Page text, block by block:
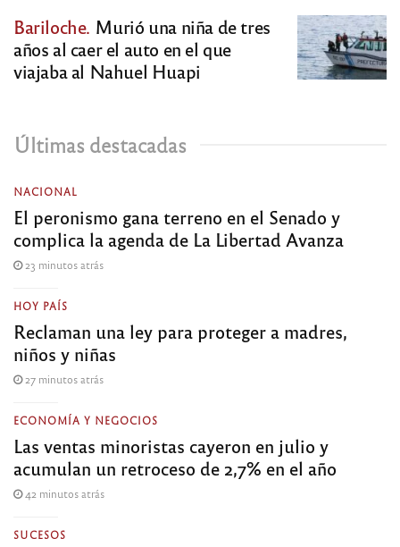
Bariloche. Murió una niña de tres
años al caer el auto en el que
viajaba al Nahuel Huapi
Últimas destacadas
NACIONAL
El peronismo gana terreno en el Senado y
complica la agenda de La Libertad Avanza
23 minutos atrás
HOY PAÍS
Reclaman una ley para proteger a madres,
niños y niñas
27 minutos atrás
ECONOMÍA Y NEGOCIOS
Las ventas minoristas cayeron en julio y
acumulan un retroceso de 2,7% en el año
42 minutos atrás
SUCESOS